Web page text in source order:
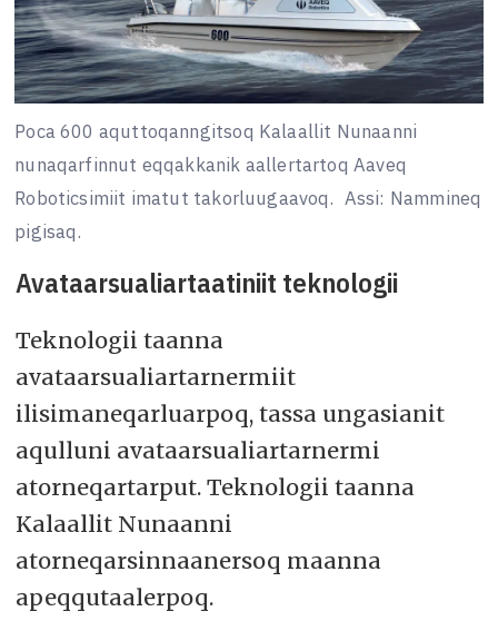
Poca 600 aquttoqanngitsoq Kalaallit Nunaanni
nunaqarfinnut eqqakkanik aallertartoq Aaveq
Roboticsimiit imatut takorluugaavoq. Assi: Nammineq
pigisaq.
Avataarsualiartaatiniit teknologii
Teknologii taanna
avataarsualiartarnermiit
ilisimaneqarluarpoq, tassa ungasianit
aqulluni avataarsualiartarnermi
atorneqartarput. Teknologii taanna
Kalaallit Nunaanni
atorneqarsinnaanersoq maanna
apeqqutaalerpoq.